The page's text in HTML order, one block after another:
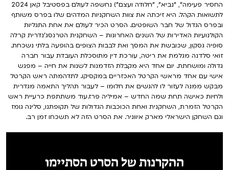
החסיר פעימה", "נביא", "חלודה ועצם") נחשפה לעולם בפסטיבל קאן 2024
לתשואות הקהל. היא זיכתה את צוות השחקניות המדהים שלו בפרס משותף
ובפרס הגדול של חבר השופטים. הסרט הכיר לעולם את אחת התגליות
הקולנועיות האדירות של השנים האחרונות – השחקנית הטרנסג'נדרית קרלה
סופיה גסקון, שכובשת את המסך ואת לבבות הצופים בהופעה בלתי נשכחת.
זואי סלדנה מגלמת את ריטה, עורכת דין מתוסכלת העובדת עבור חברה
גדולה ומושחתת. יום אחד היא מקבלת הזדמנות לשנות את חייה – מפגש
אישי עם אחד מראשי הקרטל האכזריים במקסיקו. לתדהמתה ראש הקרטל
מבקש ממנה לעזור לו להגשים את חלומו – לעבור תהליך התאמה מגדרית
ולחיות כאישה תחת שמה החדש – אמיליה פרז.עוד משתתפת כרעיית ראש
הקרטל הזמרת, השחקנית ואחת הכוכבות הגדולות של תקופתנו, סלינה גומז
וגם השחקן הישראלי מארק איווניר. את הסרט הזה לא תשכחו זמן רב.
ההקרנות של הסרט הסתיימו